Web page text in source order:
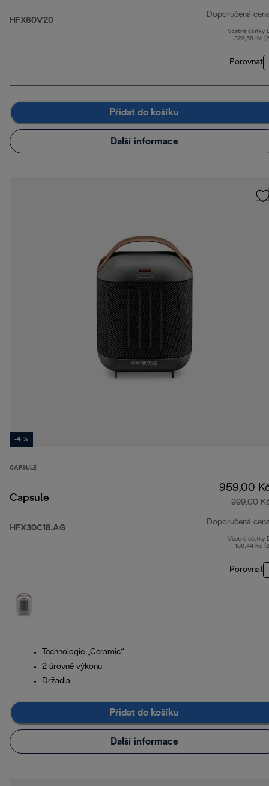
HFX60V20
Doporučená
Včetně částky
329,58 Kč
Porovnat
Přidat do košíku
Další informace
-4 %
CAPSULE
Capsule
HFX30C18.AG
959,00
999,00
Doporučená
Včetně částky
166,44 Kč
Porovnat
Technologie „Ceramic“
2 úrovně výkonu
Držadla
Přidat do košíku
Další informace